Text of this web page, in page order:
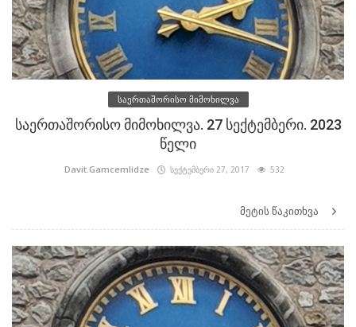
საერთაშორისო მიმოხილვა
საერთაშორისო მიმოხილვა. 27 სექტემბერი. 2023
წელი
Davit.Gamcemlidze სექტემბერი 27, 2017 532
მეტის წაკითხვა